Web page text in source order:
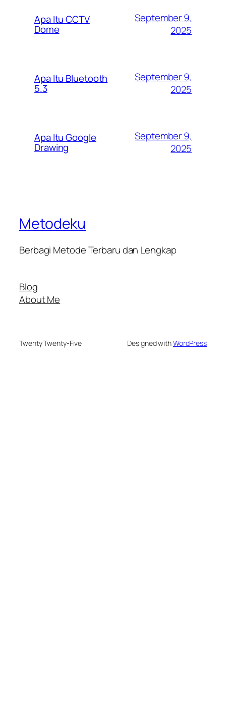
Apa Itu CCTV
Dome
September 9,
2025
Apa Itu Bluetooth
5.3
September 9,
2025
Apa Itu Google
Drawing
September 9,
2025
Metodeku
Berbagi Metode Terbaru dan Lengkap
Blog
About Me
Twenty Twenty-Five Designed withWordPress